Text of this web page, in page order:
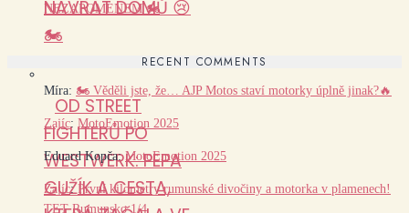
NÁVRAT DOMŮ 😢
🏍️
OD STREET
FIGHTERŮ PO
WESTWERK: PEPA
GUŽÍK A CESTA,
NEZAPOMENEM 🏍️
RECENT COMMENTS
Míra: 🏍️ Věděli jste, že… AJP Motos staví motorky úplně jinak?🔥
Zajíc: MotoEmotion 2025
Eduard Kopča:MotoEmotion 2025
Zajíc:První kilometry rumunské divočiny a motorka v plamenech!
TET Rumunsko 1/4